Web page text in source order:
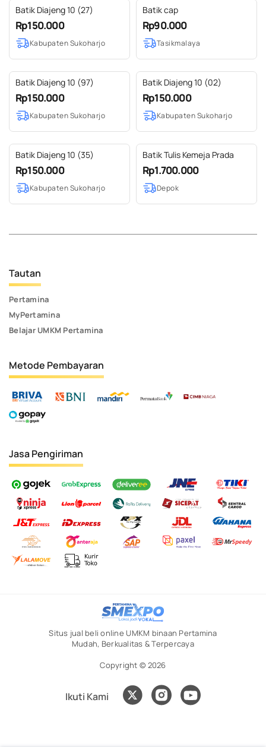
Batik Diajeng 10 (27)
Rp150.000
Kabupaten Sukoharjo
Batik cap
Rp90.000
Tasikmalaya
Batik Diajeng 10 (97)
Rp150.000
Kabupaten Sukoharjo
Batik Diajeng 10 (02)
Rp150.000
Kabupaten Sukoharjo
Batik Diajeng 10 (35)
Rp150.000
Kabupaten Sukoharjo
Batik Tulis Kemeja Prada
Rp1.700.000
Depok
Tautan
Pertamina
MyPertamina
Belajar UMKM Pertamina
Metode Pembayaran
Jasa Pengiriman
Situs jual beli online UMKM binaan Pertamina
Mudah, Berkualitas & Terpercaya
Copyright © 2026
Ikuti Kami